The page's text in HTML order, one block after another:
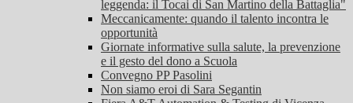
leggenda: il Tocai di San Martino della Battaglia"
Meccanicamente: quando il talento incontra le
opportunità
Giornate informative sulla salute, la prevenzione
e il gesto del dono a Scuola
Convegno PP Pasolini
Non siamo eroi di Sara Segantin